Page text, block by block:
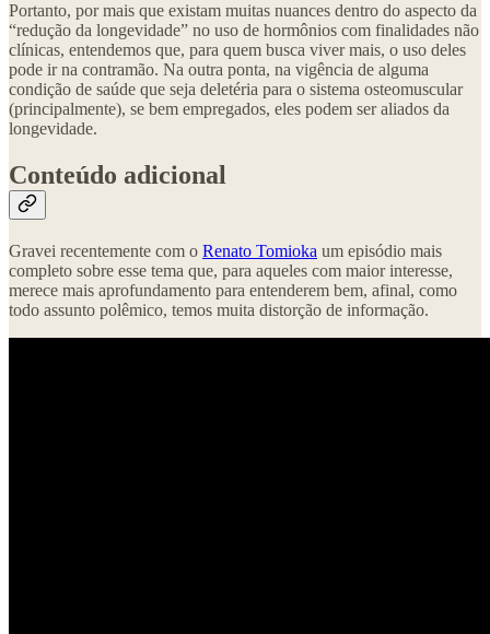
Portanto, por mais que existam muitas nuances dentro do aspecto da
“redução da longevidade” no uso de hormônios com finalidades não
clínicas, entendemos que, para quem busca viver mais, o uso deles
pode ir na contramão. Na outra ponta, na vigência de alguma
condição de saúde que seja deletéria para o sistema osteomuscular
(principalmente), se bem empregados, eles podem ser aliados da
longevidade.
Conteúdo adicional
Gravei recentemente com o Renato Tomioka um episódio mais
completo sobre esse tema que, para aqueles com maior interesse,
merece mais aprofundamento para entenderem bem, afinal, como
todo assunto polêmico, temos muita distorção de informação.